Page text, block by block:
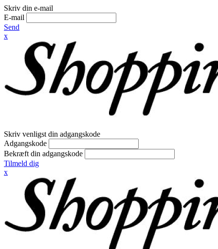
Skriv din e-mail
E-mail
Send
x
Skriv venligst din adgangskode
Adgangskode
Bekræft din adgangskode
Tilmeld dig
x